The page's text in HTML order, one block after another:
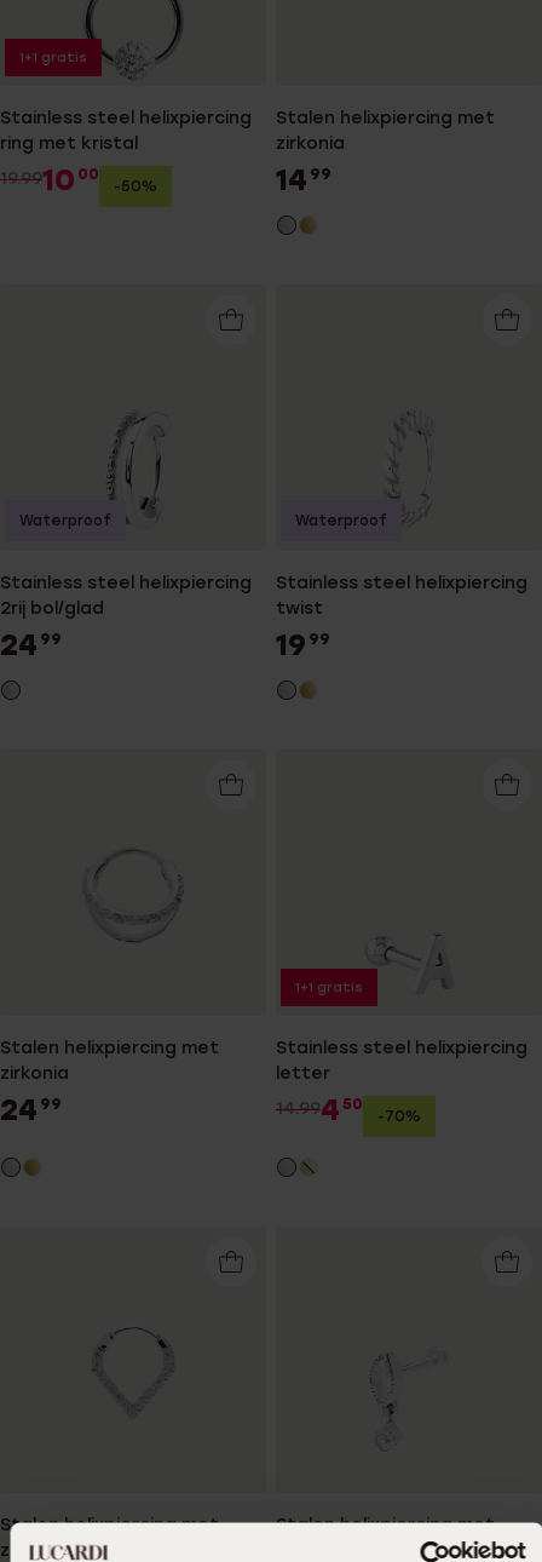
Stainless steel helixpiercing
ring met kristal
19.9910 00
-50%
1+1 gratis
Stalen helixpiercing met
zirkonia
14 99
Stainless steel helixpiercing
2rij bol/glad
24 99
Waterproof
Stainless steel helixpiercing
twist
19 99
Waterproof
Stalen helixpiercing met
zirkonia
24 99
Stainless steel helixpiercing
letter
14.994 50
-70%
1+1 gratis
Stalen helixpiercing met
zirkonia
Stalen helixpiercing met